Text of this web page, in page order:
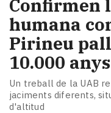
Confirmen
humana
Pirineu
10.000 anys
Un treball de la UAB
jaciments diferents,
d'altitud